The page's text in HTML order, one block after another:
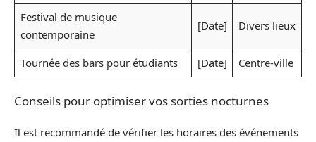
Festival de musique
contemporaine
[Date] Divers lieux
Tournée des bars pour étudiants [Date] Centre-ville
Conseils pour optimiser vos sorties nocturnes
Il est recommandé de vérifier les horaires des événements